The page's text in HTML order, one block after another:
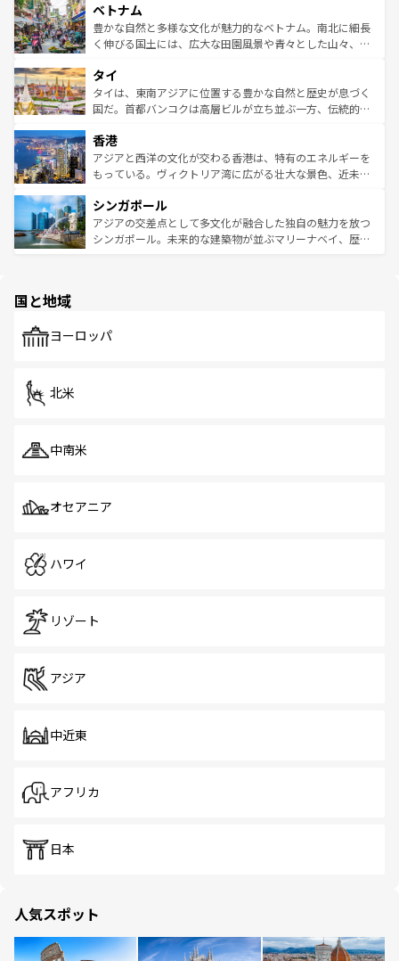
参照してほしい。
容にもいいと評判のスイーツなど、バラエティ豊かな料理
が味わえる。 なお、新着の台湾情報は コンテンツ一覧を参
照してほしい。
き、地方に足を延ばせば四季折々の自然美を楽しむことが
できる。そして、キムチや焼肉、絶品のストリートフード
まで、さまざまな韓国料理が待っている。夜には、韓国な
リティに包まれながら、韓国の多彩な魅力を心ゆくまで味
わってみてほしい。 なお、新着の韓国情報はコンテンツ一
覧を参照してほしい。
ベトナム
豊かな自然と多様な文化が魅力的なベトナム。南北に細長
く伸びる国土には、広大な田園風景や青々とした山々、世
急速な発展と共に伝統が息づく。ハノイの古い町並みやホ
ーチミン市のフランス統治時代の建物も、独特の雰囲気を
醸し出している。また、バラエティの豊かさとおいしさで
とつ。フォーやバインミー、ベトナムコーヒーなどは、ぜ
ひ現地で味わいたい。どの地域を訪れてもあたたかい人々
が旅行者を迎えてくれるので、きっと忘れられない旅にな
参照してほしい。
タイ
タイは、東南アジアに位置する豊かな自然と歴史が息づく
国だ。首都バンコクは高層ビルが立ち並ぶ一方、伝統的な
の活気が交差している。北部ではチェンマイなどの山岳地
帯で自然と触れ合い、南部ではプーケットやクラビの美し
いビーチでリゾート気分を楽しむことができる。タイ料理
激する。気候は一年中温暖で、どの季節にも異なる楽しみ
が待っている。親しみやすいタイの人々、仏教を中心とし
た文化、そして多様な観光資源が、訪れる旅人を魅了し続
香港
アジアと西洋の文化が交わる香港は、特有のエネルギーを
もっている。ヴィクトリア湾に広がる壮大な景色、近未来
み、どこを訪れても感動するはず。観光スポットが密集し
ており、効率よく見どころを回れるのも魅力。息をのむよ
うな絶景から文化的な体験まで、香港を存分に楽しみ尽く
シンガポール
アジアの交差点として多文化が融合した独自の魅力を放つ
シンガポール。未来的な建築物が並ぶマリーナベイ、歴史
で、ホーカーズは地元の風情を楽しめる外せないスポット
国と地域
ヨーロッパ
北米
中南米
オセアニア
ハワイ
リゾート
アジア
中近東
アフリカ
日本
人気スポット